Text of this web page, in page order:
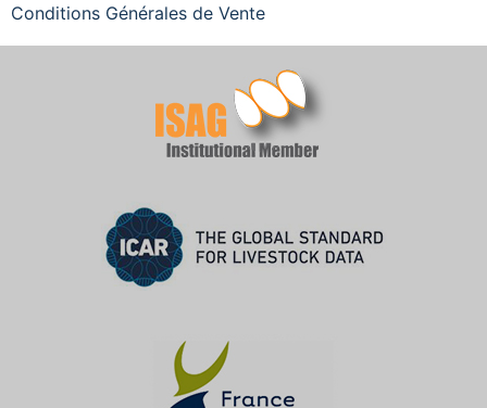
Conditions Générales de Vente